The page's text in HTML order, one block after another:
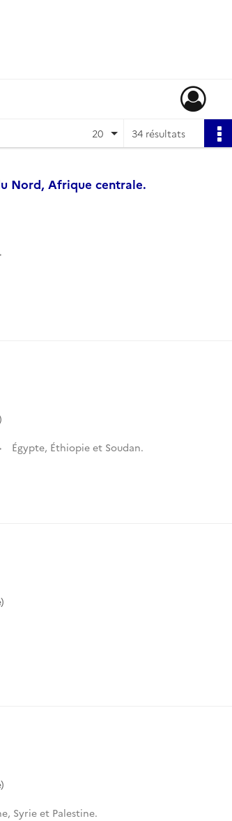
34 résultats
20
Nord, Afrique centrale.
Égypte, Éthiopie et Soudan.
Syrie et Palestine.